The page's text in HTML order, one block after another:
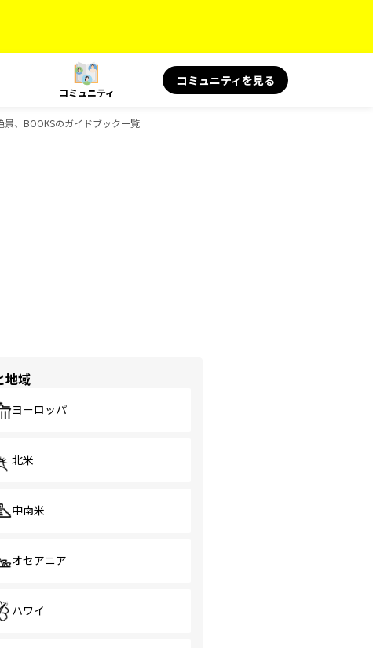
コミュニティ
コミュニティを見る
、BOOKSのガイドブック一覧
地域
ヨーロッパ
北米
中南米
オセアニア
ハワイ